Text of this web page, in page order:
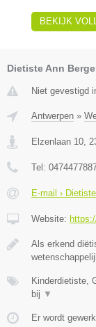
BEKIJK
Dietiste Ann
Niet gevestigd
Antwerpen »
Elzenlaan 10
Tel:
E-mail ›
Website:
Als erkend
Kinderdietiste,
bij ▼
Er wordt